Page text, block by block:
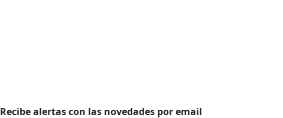
Recibe alertas con las novedades por email